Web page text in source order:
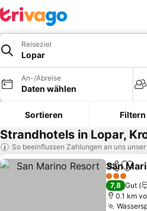
Reiseziel
Lopar
An-/Abreise
Daten wählen
Sortieren Filtern
Strandhotels in Lopar,
So beeinflussen Zahlungen an uns
TeilenZu
San
3 Sterne
7,8 Gut
0.1 km